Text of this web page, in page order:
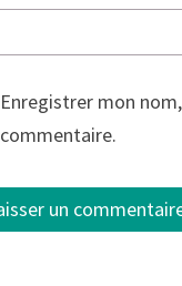
Enregistrer mon
commentaire.